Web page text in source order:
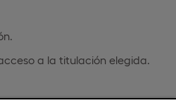
a la titulación elegida.